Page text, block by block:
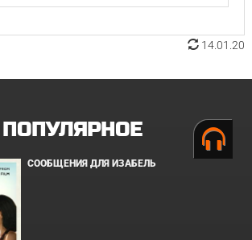
14.01.20
ПОПУЛЯРНОЕ
СООБЩЕНИЯ ДЛЯ ИЗАБЕЛЬ